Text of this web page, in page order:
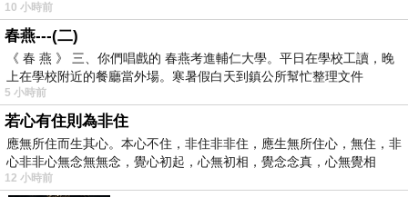
10 小時前
春燕---(二)
《 春 燕 》 三、你們唱戲的 春燕考進輔仁大學。平日在學校工讀，晚
上在學校附近的餐廳當外場。寒暑假白天到鎮公所幫忙整理文件
5 小時前
若心有住則為非住
應無所住而生其心。本心不住，非住非非住，應生無所住心，無住，非
心非非心無念無無念，覺心初起，心無初相，覺念念真，心無覺相
12 小時前